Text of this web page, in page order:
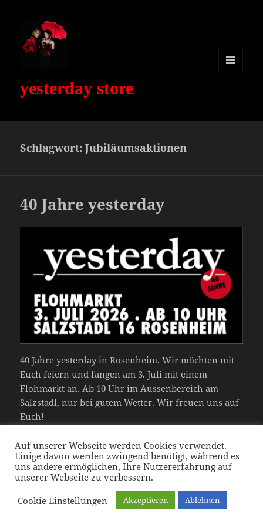
yesterday store
Schlagwort:Jubiläumsaktionen
40 Jahre yesterday
40 Jahre yesterday in Rosenheim. Wir möchten mit
Euch feiern und fangen am 3. Juli mit einem
Flohmarkt an. Ab 10 Uhr im Aussenbereich am
Salzstadl, nur bei gutem Wetter. Wir freuen uns auf
Euch!
Veröffentlicht
am
Juni 19, 2026 Autor
Karin Schlagwörter
40 Jahre yesterday, Flohmarkt,
Jubiläumsaktionen
Datenschutzerklärung Stolz präsentiert von WordPress
Auf unserer Webseite werden Cookies verwendet.
Einige davon werden zwingend benötigt, während es
uns andere ermöglichen, Ihre Nutzererfahrung auf
unserer Webseite zu verbessern.
Cookie Einstellungen
Akzeptieren Ablehnen